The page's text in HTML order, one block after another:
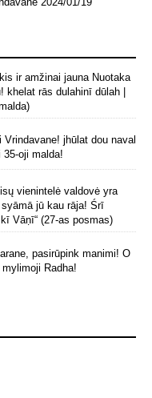
ir amžinai jauna Nuotaka
rās dulahinī dūlah |
Vrindavane! jhūlat dou naval
35-oji malda!
vienintelė valdovė yra
jū kau rāja! Śrī
Vāṇī“ (27-as posmas)
pasirūpink manimi! O
Radha!